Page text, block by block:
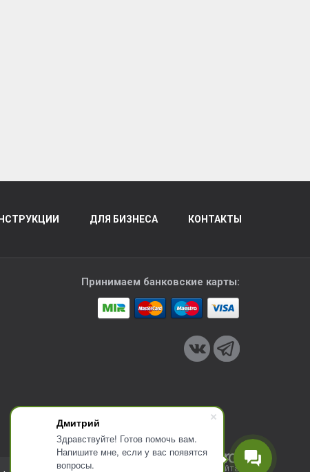
Дмитрий
Здравствуйте! Готов помочь вам.
Напишите мне, если у вас появятся
вопросы.
ДЛЯ БИЗНЕСА КОНТАКТЫ
Принимаем банковские карты:
Разработка сайта